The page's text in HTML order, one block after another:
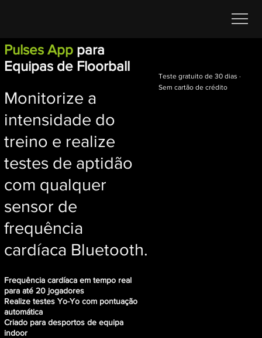
Pulses App para
Equipas de Floorball
Monitorize a
intensidade do
treino e realize
testes de aptidão
com qualquer
sensor de
frequência
cardíaca Bluetooth.
Frequência cardíaca em tempo real
para até 20 jogadores
Realize testes Yo-Yo com pontuação
automática
Criado para desportos de equipa
indoor
Teste gratuito de 30 dias ·
Sem cartão de crédito